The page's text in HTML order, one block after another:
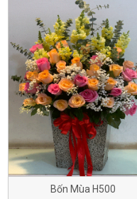
Bốn Mùa H500